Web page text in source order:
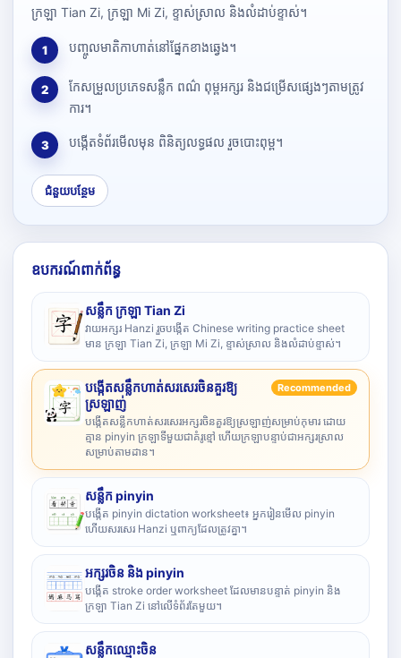
ក្រឡា Tian Zi, ក្រឡា Mi Zi, ខ្ទាស់ស្រាល និងលំដាប់ខ្ទាស់។
1 បញ្ចូលមាតិកាហាត់នៅផ្នែកខាងឆ្វេង។
2
កែសម្រួលប្រភេទសន្លឹក ពណ៌ ពុម្ពអក្សរ និងជម្រើសផ្សេងៗតាមត្រូវ
ការ។
3 បង្កើតទំព័រមើលមុន ពិនិត្យលទ្ធផល រួចបោះពុម្ព។
ជំនួយបន្ថែម
ឧបករណ៍ពាក់ព័ន្ធ
សន្លឹក ក្រឡា Tian Zi
វាយអក្សរ Hanzi រួចបង្កើត Chinese writing practice sheet
មាន ក្រឡា Tian Zi, ក្រឡា Mi Zi, ខ្ទាស់ស្រាល និងលំដាប់ខ្ទាស់។
បង្កើតសន្លឹកហាត់សរសេរចិនគួរឱ្យ
ស្រឡាញ់
Recommended
បង្កើតសន្លឹកហាត់សរសេរអក្សរចិនគួរឱ្យស្រឡាញ់សម្រាប់កុមារ ដោយ
គ្មាន pinyin ក្រឡាទីមួយជាគំរូខ្មៅ ហើយក្រឡាបន្ទាប់ជាអក្សរស្រាល
សម្រាប់តាមដាន។
សន្លឹក pinyin
បង្កើត pinyin dictation worksheet៖ អ្នករៀនមើល pinyin
ហើយសរសេរ Hanzi ឬពាក្យដែលត្រូវគ្នា។
អក្សរចិន និង pinyin
បង្កើត stroke order worksheet ដែលមានបន្ទាត់ pinyin និង
ក្រឡា Tian Zi នៅលើទំព័រតែមួយ។
សន្លឹកឈ្មោះចិន